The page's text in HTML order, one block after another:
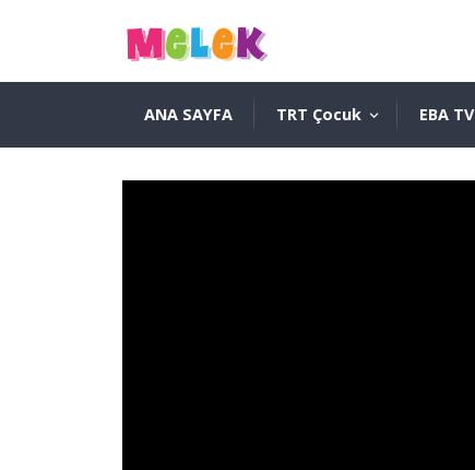
ANA SAYFA TRT Çocuk EBA TV